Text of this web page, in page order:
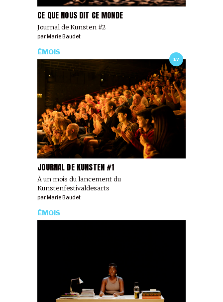
CE QUE NOUS DIT CE MONDE
Journal de Kunsten #2
par Marie Baudet
1/7
JOURNAL DE KUNSTEN #1
À un mois du lancement du
Kunstenfestivaldesarts
ÉMOIS
parMarie Baudet
ÉMOIS